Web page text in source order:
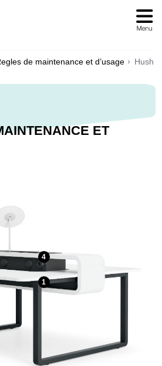
de maintenance et d’usage
ET
1
4